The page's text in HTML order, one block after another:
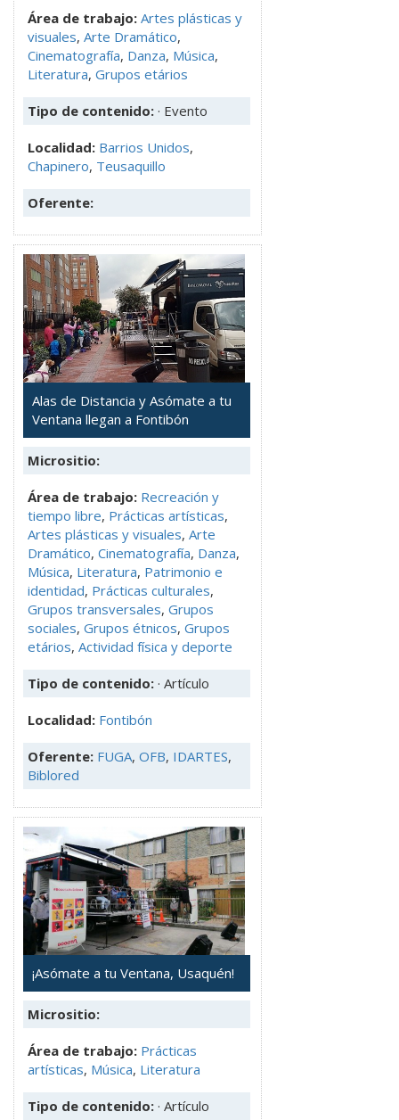
Área de trabajo: Artes plásticas y
visuales, Arte Dramático,
Cinematografía, Danza, Música,
Literatura, Grupos etários
Tipo de contenido: · Evento
Localidad: Barrios Unidos,
Chapinero, Teusaquillo
Oferente:
Alas de Distancia y Asómate a tu
Ventana llegan a Fontibón
Micrositio:
Área de trabajo: Recreación y
tiempo libre, Prácticas artísticas,
Artes plásticas y visuales, Arte
Dramático, Cinematografía, Danza,
Música, Literatura, Patrimonio e
identidad, Prácticas culturales,
Grupos transversales, Grupos
sociales, Grupos étnicos, Grupos
etários, Actividad física y deporte
Tipo de contenido: · Artículo
Localidad: Fontibón
Oferente: FUGA, OFB, IDARTES,
Biblored
¡Asómate a tu Ventana, Usaquén!
Micrositio:
Área de trabajo: Prácticas
artísticas, Música, Literatura
Tipo de contenido: · Artículo